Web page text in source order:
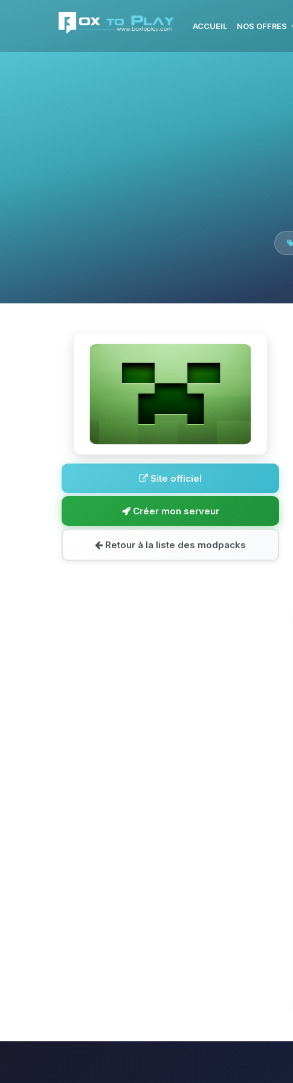
ACCUEIL NOS OFFRES
Site officiel
Créer mon serveur
Retour à la liste des modpacks